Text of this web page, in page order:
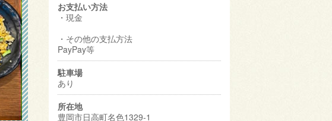
お支払い方法
・現金
・その他の支払方法
PayPay等
駐車場
あり
所在地
豊岡市日高町名色1329-1